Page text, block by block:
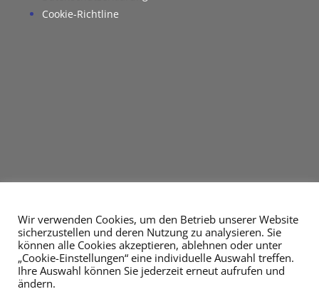
Cookie-Richtline
Wir verwenden Cookies, um den Betrieb unserer Website
sicherzustellen und deren Nutzung zu analysieren. Sie
können alle Cookies akzeptieren, ablehnen oder unter
„Cookie-Einstellungen“ eine individuelle Auswahl treffen.
Ihre Auswahl können Sie jederzeit erneut aufrufen und
ändern.